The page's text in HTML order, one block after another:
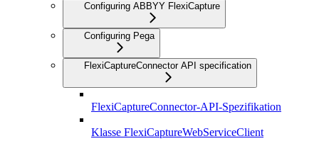
Configuring ABBYY FlexiCapture
Configuring Pega
FlexiCaptureConnector API specification
FlexiCaptureConnector-API-Spezifikation
Klasse FlexiCaptureWebServiceClient